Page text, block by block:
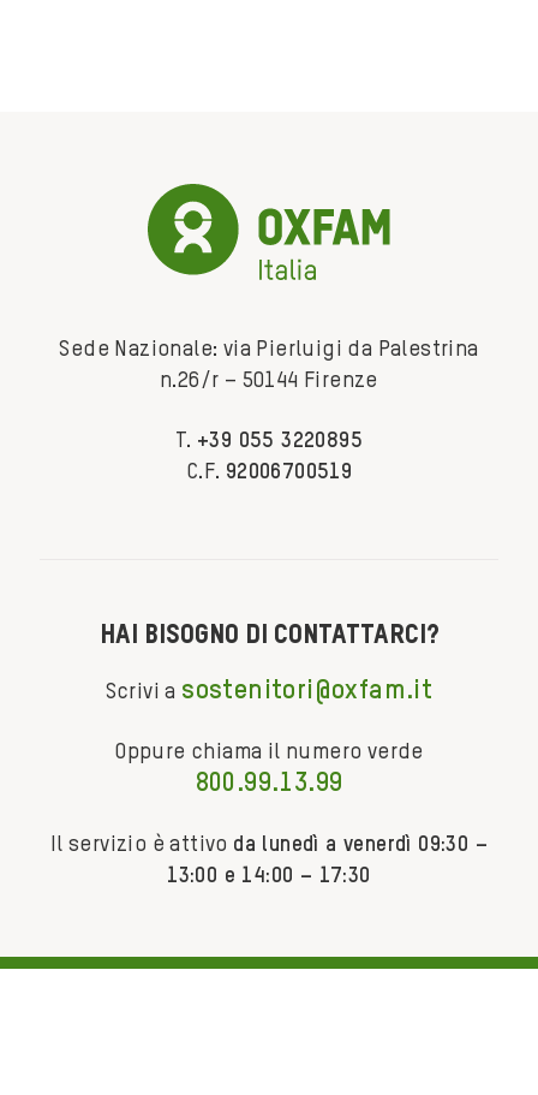
Sede Nazionale: via Pierluigi da Palestrina
n.26/r – 50144 Firenze
T. +39 055 3220895
C.F. 92006700519
Hai bisogno di contattarci?
Scrivi a sostenitori@oxfam.it
Oppure chiama il numero verde
800.99.13.99
Il servizio è attivo da lunedì a venerdì 09:30 –
13:00 e 14:00 – 17:30